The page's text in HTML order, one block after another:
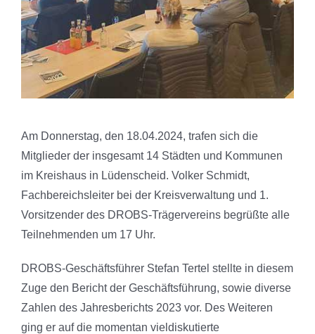
Am Donnerstag, den 18.04.2024, trafen sich die
Mitglieder der insgesamt 14 Städten und Kommunen
im Kreishaus in Lüdenscheid. Volker Schmidt,
Fachbereichsleiter bei der Kreisverwaltung und 1.
Vorsitzender des DROBS-Trägervereins begrüßte alle
Teilnehmenden um 17 Uhr.
DROBS-Geschäftsführer Stefan Tertel stellte in diesem
Zuge den Bericht der Geschäftsführung, sowie diverse
Zahlen des Jahresberichts 2023 vor. Des Weiteren
ging er auf die momentan vieldiskutierte